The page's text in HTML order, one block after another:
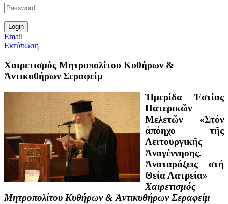
Email
Εκτύπωση
Χαιρετισμός Μητροπολίτου Κυθήρων &
Ἀντικυθήρων Σεραφείμ
Ἡμερίδα Ἑστίας
Πατερικῶν
Μελετῶν «Στόν
ἀπόηχο τῆς
Λειτουργικῆς
Ἀναγέννησης.
Ἀναταράξεις στή
Θεία Λατρεία»
Χαιρετισμός
Μητροπολίτου Κυθήρων & Ἀντικυθήρων Σεραφείμ